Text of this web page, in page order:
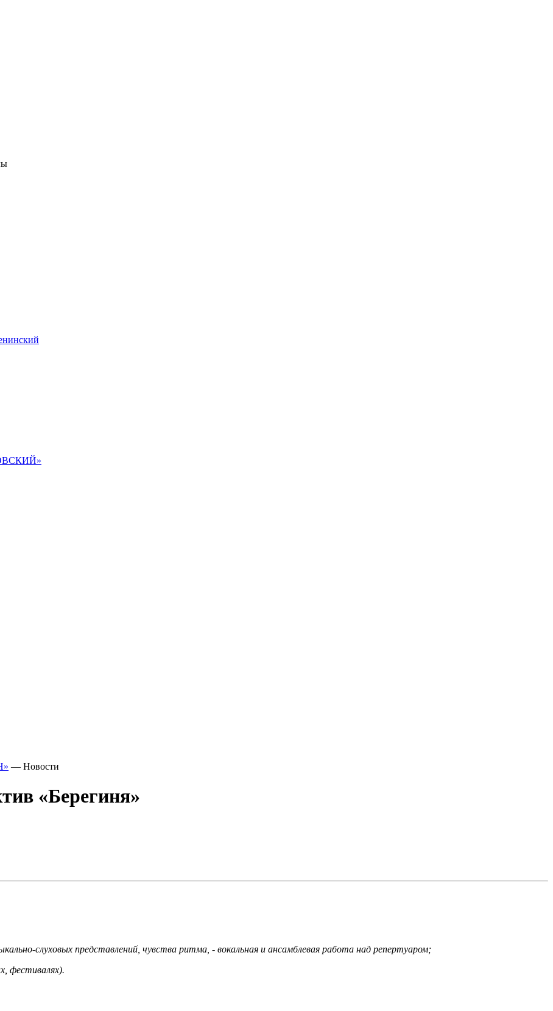
— Новости
«Берегиня»
слуховых представлений, чувства ритма, - вокальная и ансамблевая работа над репертуаром;
фестивалях).